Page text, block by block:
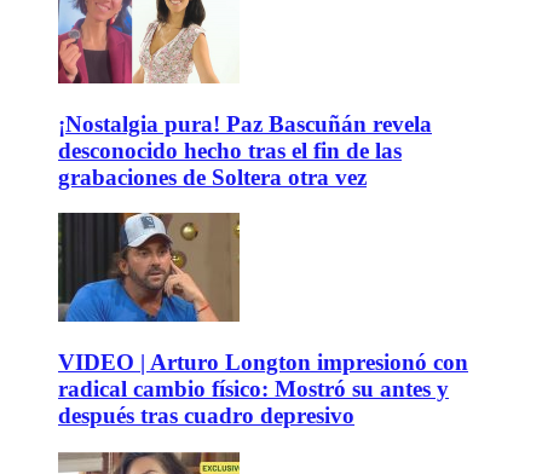
¡Nostalgia pura! Paz Bascuñán revela
desconocido hecho tras el fin de las
grabaciones de Soltera otra vez
VIDEO | Arturo Longton impresionó con
radical cambio físico: Mostró su antes y
después tras cuadro depresivo